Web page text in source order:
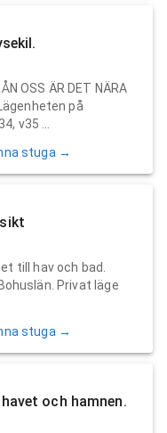
OSS ÄR DET NÄRA
på
v35 ...
stuga →
till hav och bad.
Privat läge
stuga →
och hamnen.